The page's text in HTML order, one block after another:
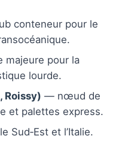
conteneur pour le
pour la
lourde.
Roissy) — nœud de
et palettes express.
Sud‑Est et l’Italie.